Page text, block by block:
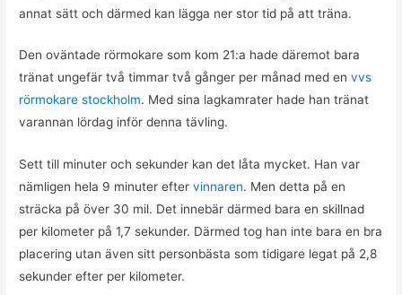
annat sätt och därmed kan lägga ner stor tid på att träna.
Den oväntade rörmokare som kom 21:a hade däremot bara
tränat ungefär två timmar två gånger per månad med envvs
rörmokare stockholm. Med sina lagkamrater hade han tränat
varannan lördag inför denna tävling.
Sett till minuter och sekunder kan det låta mycket. Han var
nämligen hela 9 minuter eftervinnaren. Men detta på en
sträcka på över 30 mil. Det innebär därmed bara en skillnad
per kilometer på 1,7 sekunder. Därmed tog han inte bara en bra
placering utan även sitt personbästa som tidigare legat på 2,8
sekunder efter per kilometer.